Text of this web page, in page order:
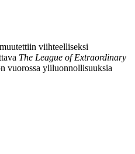
viihteelliseksi
The League of Extraordinary
vuorossa yliluonnollisuuksia